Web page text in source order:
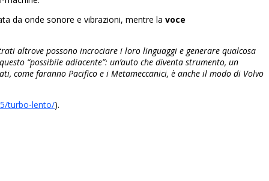
da onde sonore e vibrazioni, mentre la voce
altrove possono incrociare i loro linguaggi e generare qualcosa
“possibile adiacente”: un’auto che diventa strumento, un
come faranno Pacifico e i Metameccanici, è anche il modo di Volvo
turbo-lento/).